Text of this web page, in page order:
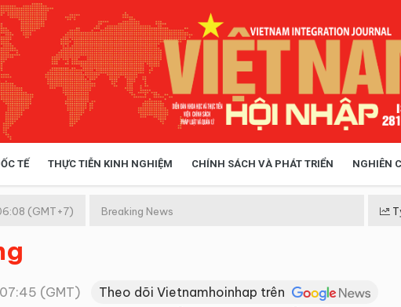
TẾ THỰC TIỄN KINH NGHIỆM CHÍNH SÁCH VÀ PHÁT TRIỂN NGHIÊN
(GMT+7) Breaking News
(GMT) Theo dõi Vietnamhoinhap trên